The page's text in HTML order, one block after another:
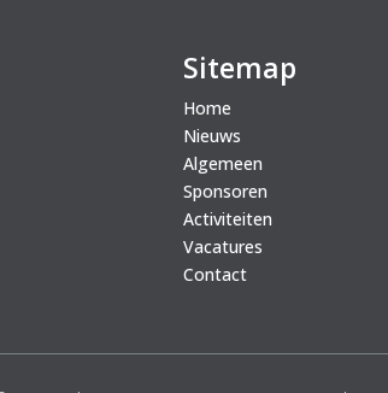
Sitemap
Home
Nieuws
Algemeen
Sponsoren
Activiteiten
Vacatures
Contact